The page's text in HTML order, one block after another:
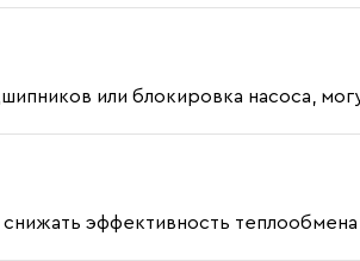
или блокировка насоса,
эффективность